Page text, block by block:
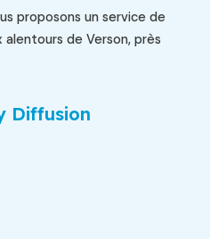
proposons un service de
de Verson, près
Diffusion